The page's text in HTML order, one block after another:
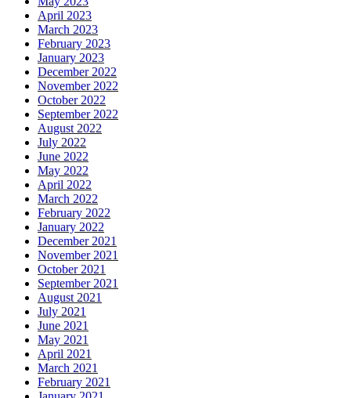
April 2023
March 2023
February 2023
January 2023
December 2022
November 2022
October 2022
September 2022
August 2022
July 2022
June 2022
May 2022
April 2022
March 2022
February 2022
January 2022
December 2021
November 2021
October 2021
September 2021
August 2021
July 2021
June 2021
May 2021
April 2021
March 2021
February 2021